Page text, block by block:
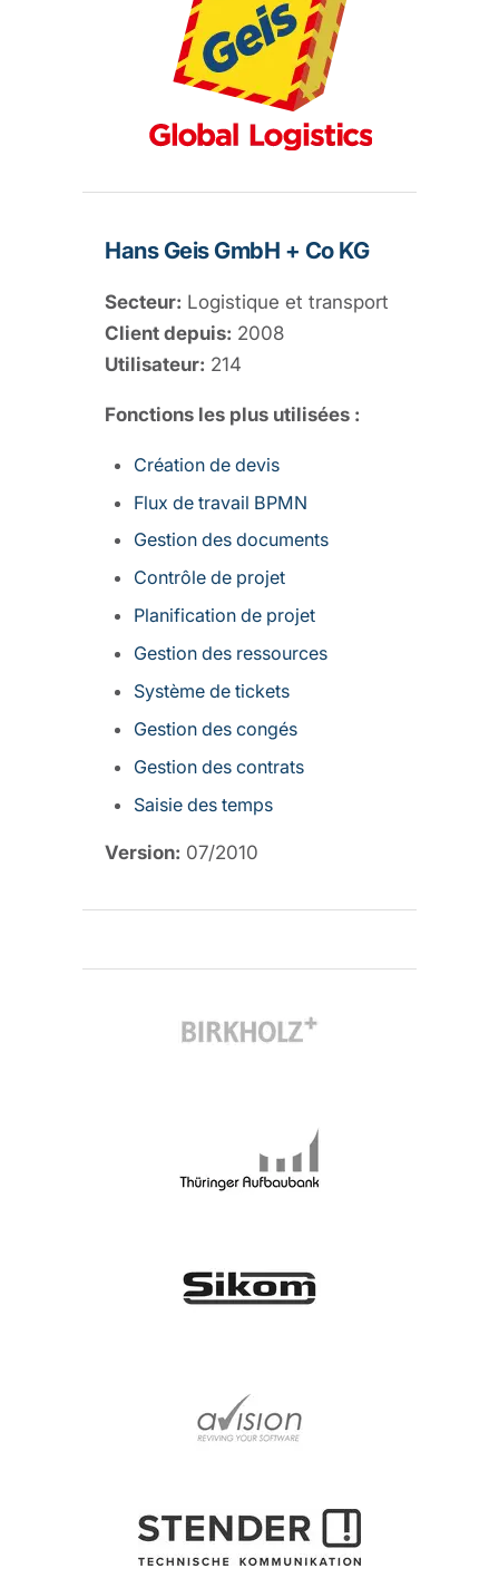
Hans Geis GmbH + Co KG
Secteur: Logistique et transport
Client depuis: 2008
Utilisateur: 214
Fonctions les plus utilisées :
Création de devis
Flux de travail BPMN
Gestion des documents
Contrôle de projet
Planification de projet
Gestion des ressources
Système de tickets
Gestion des congés
Gestion des contrats
Saisie des temps
Version: 07/2010